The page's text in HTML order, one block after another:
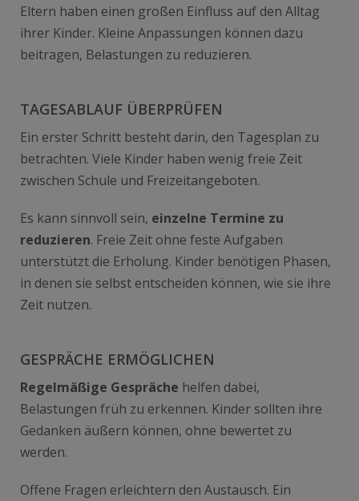
Eltern haben einen großen Einfluss auf den Alltag
ihrer Kinder. Kleine Anpassungen können dazu
beitragen, Belastungen zu reduzieren.
TAGESABLAUF ÜBERPRÜFEN
Ein erster Schritt besteht darin, den Tagesplan zu
betrachten. Viele Kinder haben wenig freie Zeit
zwischen Schule und Freizeitangeboten.
Es kann sinnvoll sein, einzelne Termine zu
reduzieren. Freie Zeit ohne feste Aufgaben
unterstützt die Erholung. Kinder benötigen Phasen,
in denen sie selbst entscheiden können, wie sie ihre
Zeit nutzen.
GESPRÄCHE ERMÖGLICHEN
Regelmäßige Gespräche helfen dabei,
Belastungen früh zu erkennen. Kinder sollten ihre
Gedanken äußern können, ohne bewertet zu
werden.
Offene Fragen erleichtern den Austausch. Ein